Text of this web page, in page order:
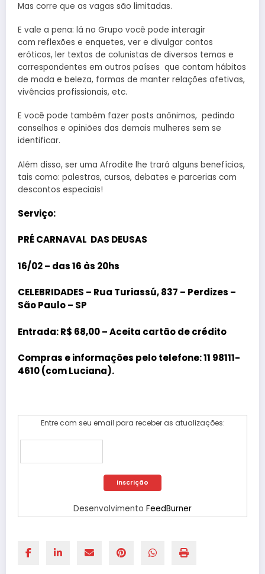
Mas corre que as vagas são limitadas.
E vale a pena: lá no Grupo você pode interagir
com reflexões e enquetes, ver e divulgar contos
eróticos, ler textos de colunistas de diversos temas e
correspondentes em outros países que contam hábitos
de moda e beleza, formas de manter relações afetivas,
vivências profissionais, etc.
E você pode também fazer posts anônimos, pedindo
conselhos e opiniões das demais mulheres sem se
identificar.
Além disso, ser uma Afrodite lhe trará alguns benefícios,
tais como: palestras, cursos, debates e parcerias com
descontos especiais!
Serviço:
PRÉ CARNAVAL DAS DEUSAS
16/02 – das 16 às 20hs
CELEBRIDADES – Rua Turiassú, 837 – Perdizes –
São Paulo – SP
Entrada: R$ 68,00 – Aceita cartão de crédito
Compras e informações pelo telefone: 11 98111-
4610 (com Luciana).
Entre com seu email para receber as atualizações:
Desenvolvimento FeedBurner